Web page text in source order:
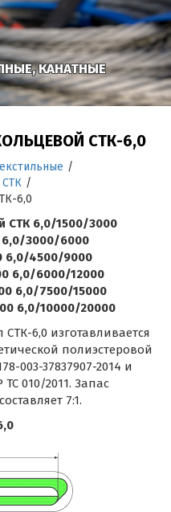
КАНАТНЫЕ
СТК-6,0
/
/
6,0
СТК 6,0/1500/3000
3000/6000
6,0/4500/9000
6,0/6000/12000
6,0/7500/15000
6,0/10000/20000
6,0 изготавливается
полиэстеровой
003-37837907-2014 и
010/2011. Запас
7:1.